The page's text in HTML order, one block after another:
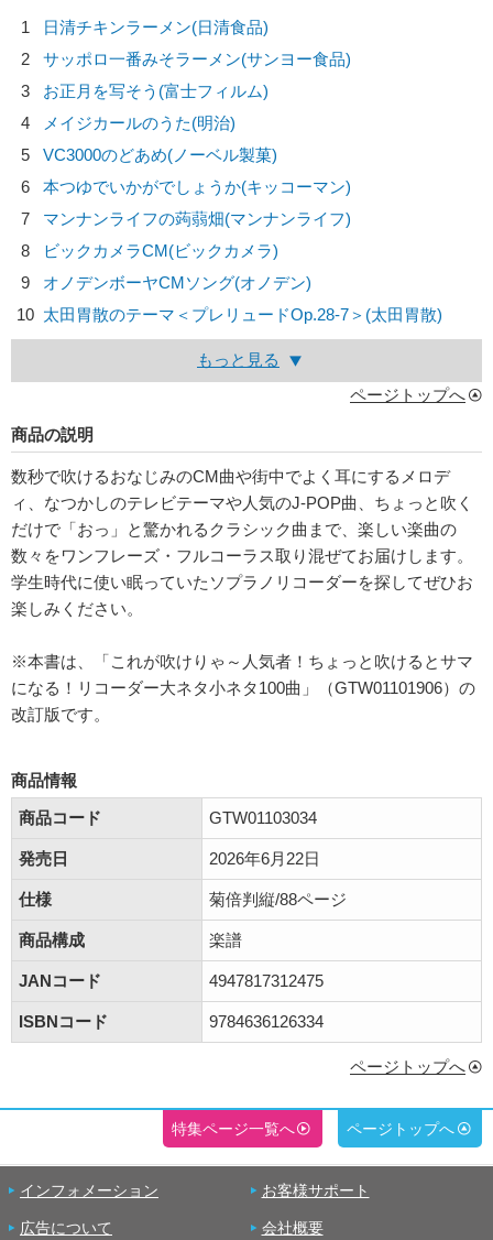
1
日清チキンラーメン(日清食品)
2
サッポロ一番みそラーメン(サンヨー食品)
3
お正月を写そう(富士フィルム)
4
メイジカールのうた(明治)
5
VC3000のどあめ(ノーベル製菓)
6
本つゆでいかがでしょうか(キッコーマン)
7
マンナンライフの蒟蒻畑(マンナンライフ)
8
ビックカメラCM(ビックカメラ)
9
オノデンボーヤCMソング(オノデン)
10 太田胃散のテーマ＜プレリュードOp.28-7＞(太田胃散)
もっと見る
ページトップへ
商品の説明
数秒で吹けるおなじみのCM曲や街中でよく耳にするメロデ
ィ、なつかしのテレビテーマや人気のJ-POP曲、ちょっと吹く
だけで「おっ」と驚かれるクラシック曲まで、楽しい楽曲の
数々をワンフレーズ・フルコーラス取り混ぜてお届けします。
学生時代に使い眠っていたソプラノリコーダーを探してぜひお
楽しみください。
※本書は、「これが吹けりゃ～人気者！ちょっと吹けるとサマ
になる！リコーダー大ネタ小ネタ100曲」（GTW01101906）の
改訂版です。
商品情報
商品コード
GTW01103034
発売日 2026年6月22日
仕様 菊倍判縦/88ページ
商品構成 楽譜
JANコード 4947817312475
ISBNコード 9784636126334
ページトップへ
特集ページ一覧へ ページトップへ
インフォメーション お客様サポート
広告について 会社概要